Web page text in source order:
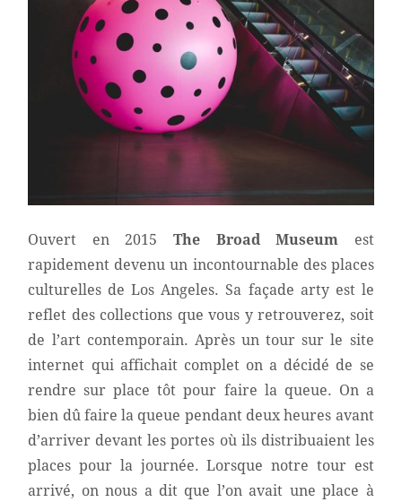
Ouvert en 2015 The Broad Museum est
rapidement devenu un incontournable des places
culturelles de Los Angeles. Sa façade arty est le
reflet des collections que vous y retrouverez, soit
de l’art contemporain. Après un tour sur le site
internet qui affichait complet on a décidé de se
rendre sur place tôt pour faire la queue. On a
bien dû faire la queue pendant deux heures avant
d’arriver devant les portes où ils distribuaient les
places pour la journée. Lorsque notre tour est
arrivé, on nous a dit que l’on avait une place à